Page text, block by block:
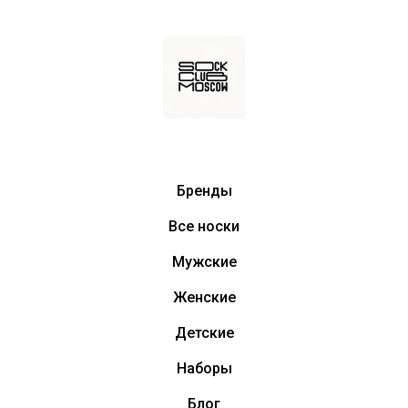
Бренды
Все носки
Мужские
Женские
Детские
Наборы
Блог